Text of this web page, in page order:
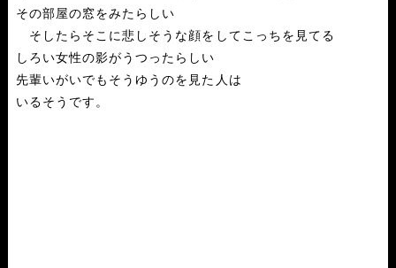
その部屋の窓をみたらしい
そしたらそこに悲しそうな顔をしてこっちを見てる
しろい女性の影がうつったらしい
先輩いがいでもそうゆうのを見た人は
いるそうです。